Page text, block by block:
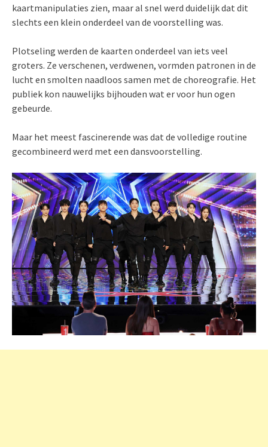
kaartmanipulaties zien, maar al snel werd duidelijk dat dit
slechts een klein onderdeel van de voorstelling was.
Plotseling werden de kaarten onderdeel van iets veel
groters. Ze verschenen, verdwenen, vormden patronen in de
lucht en smolten naadloos samen met de choreografie. Het
publiek kon nauwelijks bijhouden wat er voor hun ogen
gebeurde.
Maar het meest fascinerende was dat de volledige routine
gecombineerd werd met een dansvoorstelling.